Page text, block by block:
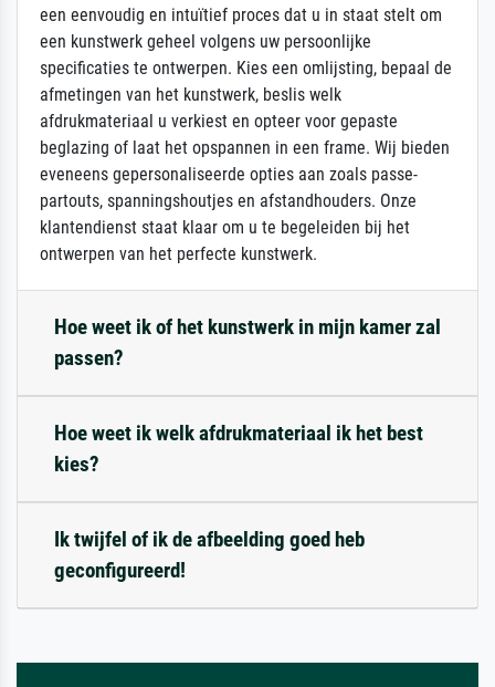
een eenvoudig en intuïtief proces dat u in staat stelt om
een kunstwerk geheel volgens uw persoonlijke
specificaties te ontwerpen. Kies een omlijsting, bepaal de
afmetingen van het kunstwerk, beslis welk
afdrukmateriaal u verkiest en opteer voor gepaste
beglazing of laat het opspannen in een frame. Wij bieden
eveneens gepersonaliseerde opties aan zoals passe-
partouts, spanningshoutjes en afstandhouders. Onze
klantendienst staat klaar om u te begeleiden bij het
ontwerpen van het perfecte kunstwerk.
Hoe weet ik of het kunstwerk in mijn kamer zal
passen?
Hoe weet ik welk afdrukmateriaal ik het best
kies?
Ik twijfel of ik de afbeelding goed heb
geconfigureerd!